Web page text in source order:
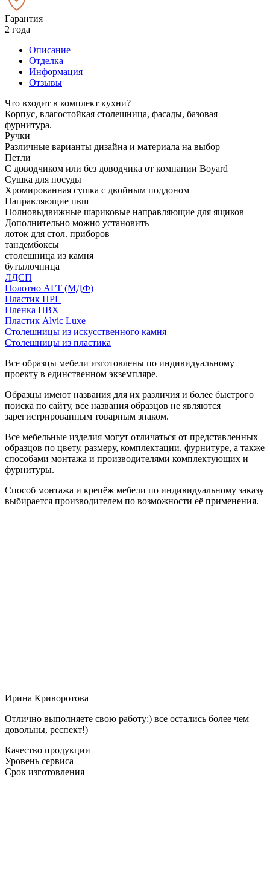
Гарантия
2 года
Описание
Отделка
Информация
Отзывы
Что входит в комплект кухни?
Корпус, влагостойкая столешница, фасады, базовая
фурнитура.
Ручки
Различные варианты дизайна и материала на выбор
Петли
С доводчиком или без доводчика от компании Boyard
Сушка для посуды
Хромированная сушка с двойным поддоном
Направляющие пвш
Полновыдвижные шариковые направляющие для ящиков
Дополнительно можно установить
лоток для стол. приборов
тандембоксы
столешница из камня
бутылочница
ЛДСП
Полотно АГТ (МДФ)
Пластик HPL
Пленка ПВХ
Пластик Alvic Luxe
Столешницы из искусственного камня
Столешницы из пластика
Все образцы мебели изготовлены по индивидуальному
проекту в единственном экземпляре.
Образцы имеют названия для их различия и более быстрого
поиска по сайту, все названия образцов не являются
зарегистрированным товарным знаком.
Все мебельные изделия могут отличаться от представленных
образцов по цвету, размеру, комплектации, фурнитуре, а также
способами монтажа и производителями комплектующих и
фурнитуры.
Способ монтажа и крепёж мебели по индивидуальному заказу
выбирается производителем по возможности её применения.
Ирина Криворотова
Отлично выполняете свою работу:) все остались более чем
довольны, респект!)
Качество продукции
Уровень сервиса
Срок изготовления